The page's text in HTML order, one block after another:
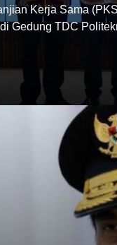
Kerja Sama
Gedung TDC